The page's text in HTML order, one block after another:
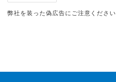
弊社を装った偽広告にご注意ください